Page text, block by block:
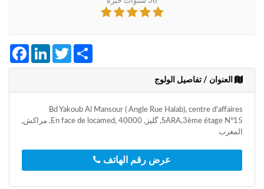
LinkedInTwitter Share
العنوان / تفاصيل الولوج
Bd Yakoub Al Mansour ( Angle Rue Halab), centre d'affaires
SARA,3ème étage N°15, گليز, En face de locamed, 40000, مراكش,
المغرب
عرض رقم الهاتف
تقر
بأنك
قد
و
وافقت
على
شروط
الاستخدام
،